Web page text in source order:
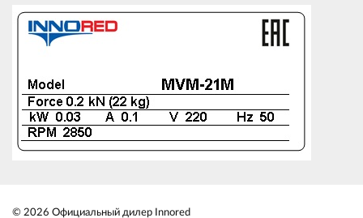
© 2026 Официальный дилер Innored